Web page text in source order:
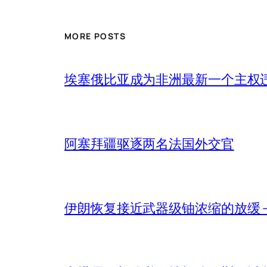
MORE POSTS
埃塞俄比亚成为非洲最新一个主权
阿塞拜疆驱逐两名法国外交官
伊朗恢复接近武器级铀浓缩的放缓